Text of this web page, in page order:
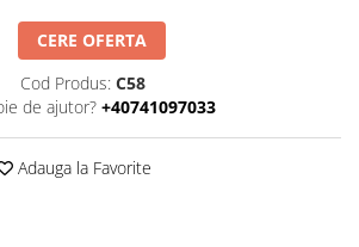
si
/ Vanzari /
MILITARE SI
CERE OFERTA
Cod Produs: C58
de ajutor? +40741097033
Adauga la Favorite